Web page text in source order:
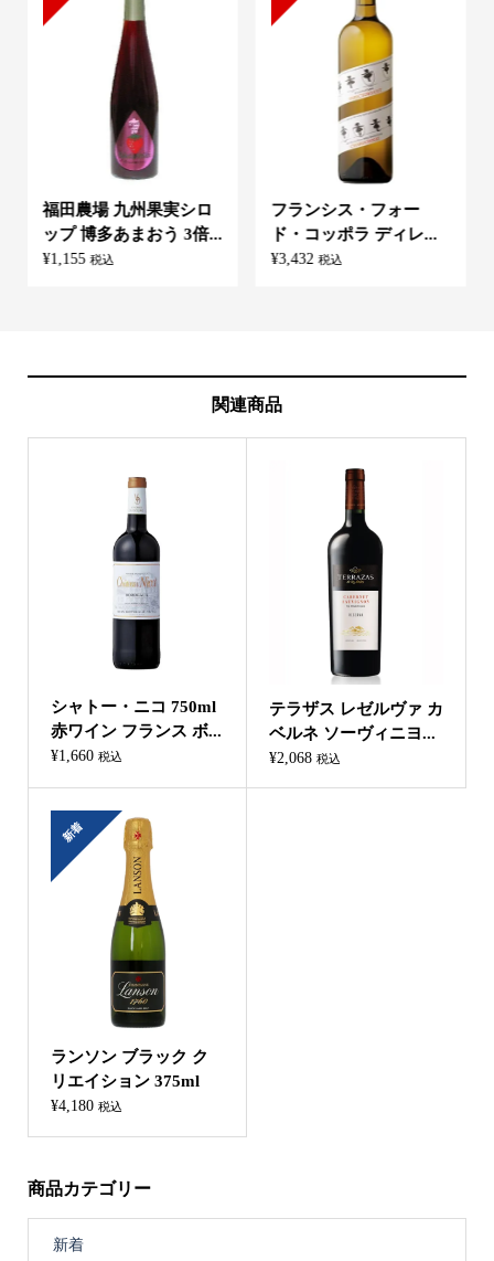
福田農場 九州果実シロ
ップ 博多あまおう 3倍...
¥1,155 税込
フランシス・フォー
ド・コッポラ ディレ...
¥3,432 税込
関連商品
シャトー・ニコ 750ml
赤ワイン フランス ボ...
¥1,660 税込
テラザス レゼルヴァ カ
ベルネ ソーヴィニヨ...
¥2,068 税込
新着
ランソン ブラック ク
リエイション 375ml
¥4,180 税込
商品カテゴリー
新着